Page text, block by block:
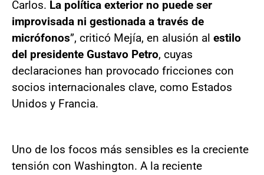
Carlos. La política exterior no puede ser
improvisada ni gestionada a través de
micrófonos”, criticó Mejía, en alusión al estilo
del presidente Gustavo Petro, cuyas
declaraciones han provocado fricciones con
socios internacionales clave, como Estados
Unidos y Francia.
Uno de los focos más sensibles es la creciente
tensión con Washington. A la reciente